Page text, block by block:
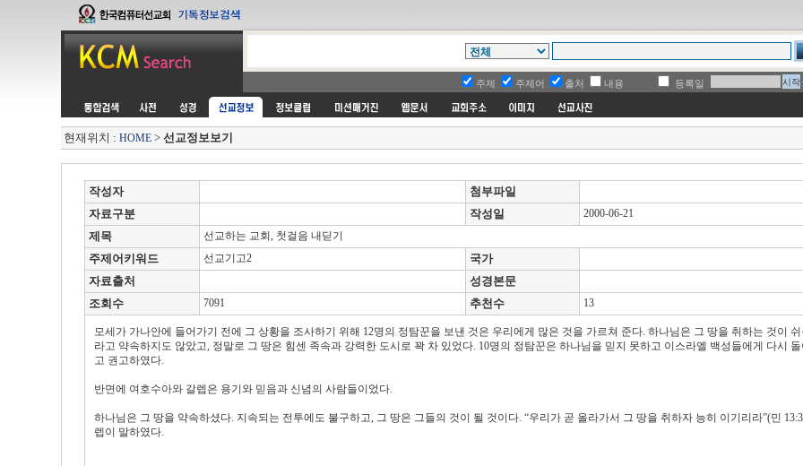
주제 주제어 출처 내용 등록일
현재위치 : HOME> 선교정보보기
작성자
첨부파일
자료구분
작성일 2000-06-21
제목 선교하는 교회, 첫걸음 내딛기
주제어키워드 선교기고2
국가
자료출처
성경본문
조회수
7091 추천수 13
모세가 가나안에 들어가기 전에 그 상황을 조사하기 위해 12명의 정탐꾼을 보낸 것은 우리에게 많은 것을 가르쳐 준다. 하나님은 그 땅을 취하는 것이
라고 약속하지도 않았고, 정말로 그 땅은 힘센 족속과 강력한 도시로 꽉 차 있었다. 10명의 정탐꾼은 하나님을 믿지 못하고 이스라엘 백성들에게 다시
고 권고하였다.
반면에 여호수아와 갈렙은 용기와 믿음과 신념의 사람들이었다.
하나님은 그 땅을 약속하셨다. 지속되는 전투에도 불구하고, 그 땅은 그들의 것이 될 것이다. “우리가 곧 올라가서 그 땅을 취하자 능히 이기리라”(민
렙이 말하였다.